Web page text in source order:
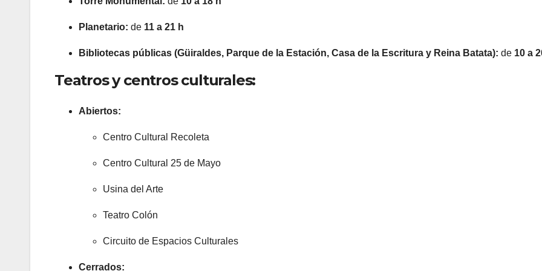
Planetario: de 11 a 21 h
Bibliotecas públicas (Güiraldes, Parque de la Estación, Casa de la Escritura y Reina Batata): de 10 a
Teatros y centros culturales:
Abiertos:
Centro Cultural Recoleta
Centro Cultural 25 de Mayo
Usina del Arte
Teatro Colón
Circuito de Espacios Culturales
Cerrados: